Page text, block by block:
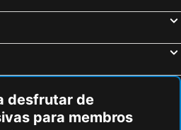
desfrutar de
para membros